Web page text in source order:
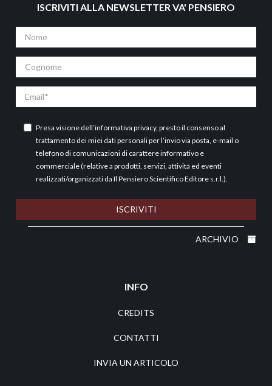
ISCRIVITI ALLA NEWSLETTER VA' PENSIERO
Nome
Cognome
Email
Presa visione dell’informativa privacy, presto il consenso al
trattamento dei miei dati personali per l’invio via posta, e-mail o
telefono di comunicazioni di carattere informativo e
commerciale (relative a prodotti, servizi, attività ed eventi
realizzati/organizzati da Il Pensiero Scientifico Editore s.r.l.).
ISCRIVITI
ARCHIVIO
INFO
CREDITS
CONTATTI
INVIA UN ARTICOLO